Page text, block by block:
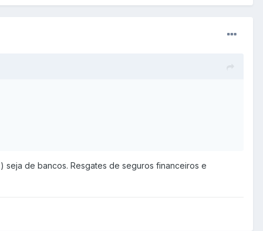
de bancos. Resgates de seguros financeiros e